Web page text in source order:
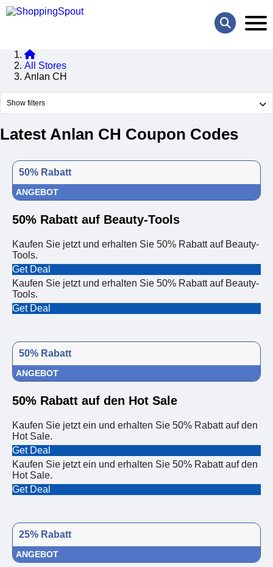
All Stores
Anlan CH
Show filters
Latest Anlan CH Coupon Codes
50% Rabatt
ANGEBOT
50% Rabatt auf Beauty-Tools
Kaufen Sie jetzt und erhalten Sie 50% Rabatt auf Beauty-
Tools.
Get Deal
Kaufen Sie jetzt und erhalten Sie 50% Rabatt auf Beauty-
Tools.
Get Deal
50% Rabatt
ANGEBOT
50% Rabatt auf den Hot Sale
Kaufen Sie jetzt ein und erhalten Sie 50% Rabatt auf den
Hot Sale.
Get Deal
Kaufen Sie jetzt ein und erhalten Sie 50% Rabatt auf den
Hot Sale.
Get Deal
25% Rabatt
ANGEBOT